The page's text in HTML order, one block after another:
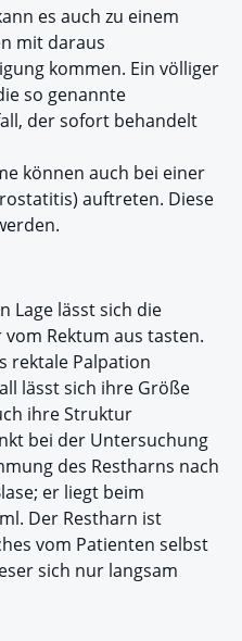
es auch zu einem
mit daraus
kommen. Ein völliger
so genannte
der sofort behandelt
können auch bei einer
auftreten. Diese
Lage lässt sich die
Rektum aus tasten.
rektale Palpation
lässt sich ihre Größe
ihre Struktur
bei der Untersuchung
des Restharns nach
er liegt beim
Der Restharn ist
vom Patienten selbst
sich nur langsam